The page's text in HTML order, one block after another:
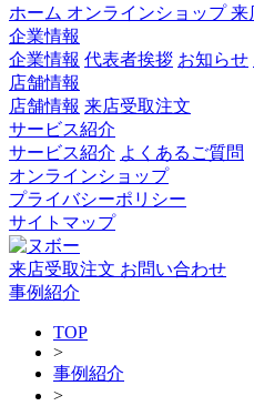
ホーム オンラインショップ来
企業情報
企業情報 代表者挨拶 お知らせ
店舗情報
店舗情報 来店受取注文
サービス紹介
サービス紹介 よくあるご質問
オンラインショップ
プライバシーポリシー
サイトマップ
来店受取注文 お問い合わせ
事例紹介
TOP
>
事例紹介
>